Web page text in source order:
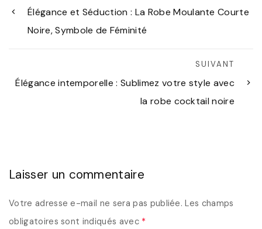
Élégance et Séduction : La Robe Moulante Courte
Noire, Symbole de Féminité
SUIVANT
Élégance intemporelle : Sublimez votre style avec
la robe cocktail noire
Laisser un commentaire
Votre adresse e-mail ne sera pas publiée. Les champs
obligatoires sont indiqués avec *